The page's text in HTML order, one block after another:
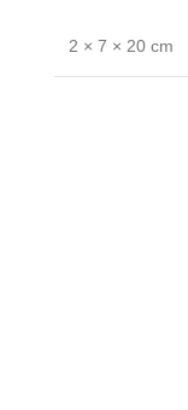
2 × 7 × 20 cm